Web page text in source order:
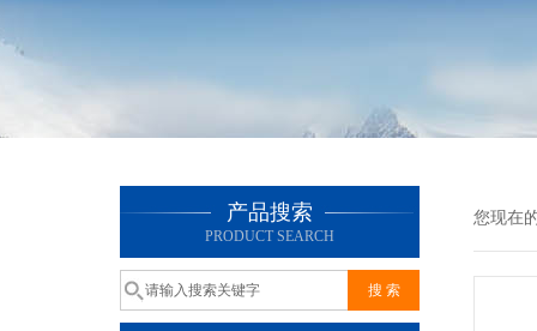
产品搜索
PRODUCT SEARCH
您现在